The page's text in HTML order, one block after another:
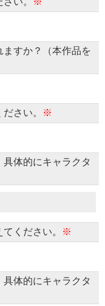
ますか？（本作品を
さい。 ※
具体的にキャラクタ
ください。 ※
具体的にキャラクタ